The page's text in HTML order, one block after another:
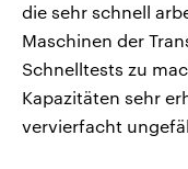
die sehr schnell
Maschinen der
Schnelltests zu
Kapazitäten sehr
vervierfacht